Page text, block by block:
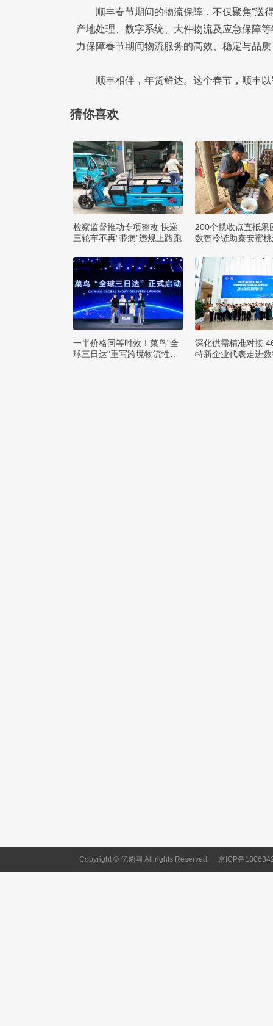
顺丰春节期间的物流保障，不仅聚焦“送
产地处理、数字系统、大件物流及应急保障
力保障春节期间物流服务的高效、稳定与品
顺丰相伴，年货鲜达。这个春节，顺丰
猜你喜欢
检察监督推动专项整改 快递
三轮车不再“带病”违规上路跑
200个揽收点直抵果
数智冷链助秦安蜜
一半价格同等时效！菜鸟"全
球三日达"重写跨境物流性价
深化供需精准对接
特新企业代表走进
Copyright © 亿豹网 All rights Reserved. 京ICP备